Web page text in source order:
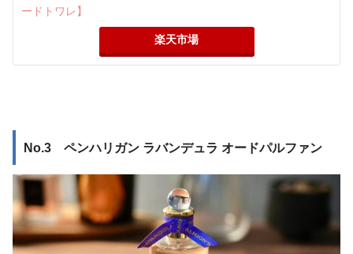
ードトワレ】
楽天市場
No.3 ペンハリガン ラバンデュラ オードパルファン